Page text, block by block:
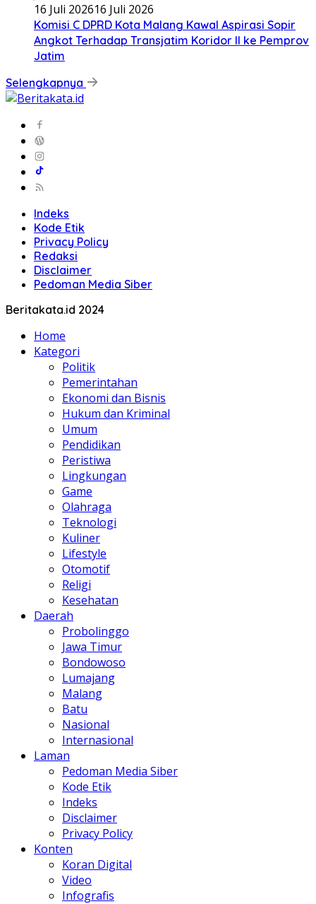
16 Juli 202616 Juli 2026
Komisi C DPRD Kota Malang Kawal Aspirasi Sopir
Angkot Terhadap Transjatim Koridor II ke Pemprov
Jatim
Selengkapnya
Indeks
Kode Etik
Privacy Policy
Redaksi
Disclaimer
Pedoman Media Siber
Beritakata.id 2024
Home
Kategori
Politik
Pemerintahan
Ekonomi dan Bisnis
Hukum dan Kriminal
Umum
Pendidikan
Peristiwa
Lingkungan
Game
Olahraga
Teknologi
Kuliner
Lifestyle
Otomotif
Religi
Kesehatan
Daerah
Probolinggo
Jawa Timur
Bondowoso
Lumajang
Malang
Batu
Nasional
Internasional
Laman
Pedoman Media Siber
Kode Etik
Indeks
Disclaimer
Privacy Policy
Konten
Koran Digital
Video
Infografis